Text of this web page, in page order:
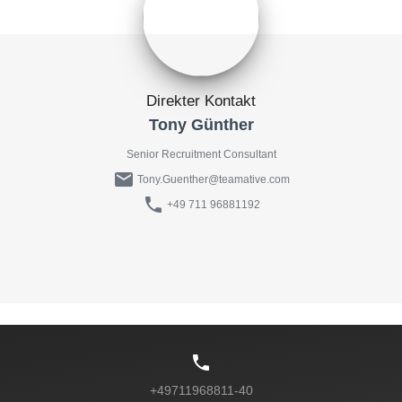
Direkter Kontakt
Tony Günther
Senior Recruitment Consultant
mail Tony.Guenther@teamative.com
phone +49 711 96881192
phone
+49711968811-40